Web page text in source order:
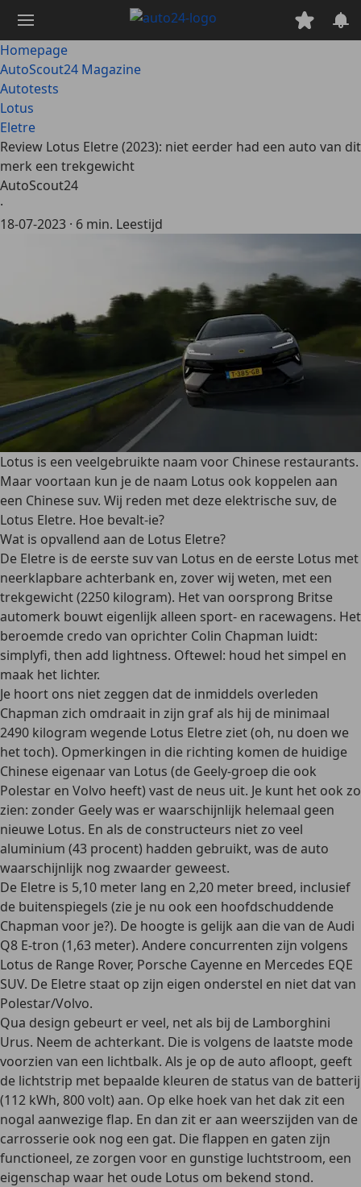
naar
hoofdinhoud
Homepage
AutoScout24 Magazine
Autotests
Lotus
Eletre
Review Lotus Eletre (2023): niet eerder had een auto van dit
merk een trekgewicht
AutoScout24
·
18-07-2023 · 6 min. Leestijd
Lotus is een veelgebruikte naam voor Chinese restaurants.
Maar voortaan kun je de naam Lotus ook koppelen aan
een Chinese suv. Wij reden met deze elektrische suv, de
Lotus Eletre. Hoe bevalt-ie?
Wat is opvallend aan de Lotus Eletre?
De Eletre is de eerste suv van Lotus en de eerste Lotus met
neerklapbare achterbank en, zover wij weten, met een
trekgewicht (2250 kilogram). Het van oorsprong Britse
automerk bouwt eigenlijk alleen sport- en racewagens. Het
beroemde credo van oprichter Colin Chapman luidt:
simplyfi, then add lightness. Oftewel: houd het simpel en
maak het lichter.
Je hoort ons niet zeggen dat de inmiddels overleden
Chapman zich omdraait in zijn graf als hij de minimaal
2490 kilogram wegende Lotus Eletre ziet (oh, nu doen we
het toch). Opmerkingen in die richting komen de huidige
Chinese eigenaar van Lotus (de Geely-groep die ook
Polestar en Volvo heeft) vast de neus uit. Je kunt het ook zo
zien: zonder Geely was er waarschijnlijk helemaal geen
nieuwe Lotus. En als de constructeurs niet zo veel
aluminium (43 procent) hadden gebruikt, was de auto
waarschijnlijk nog zwaarder geweest.
De Eletre is 5,10 meter lang en 2,20 meter breed, inclusief
de buitenspiegels (zie je nu ook een hoofdschuddende
Chapman voor je?). De hoogte is gelijk aan die van de Audi
Q8 E-tron (1,63 meter). Andere concurrenten zijn volgens
Lotus de Range Rover, Porsche Cayenne en Mercedes EQE
SUV. De Eletre staat op zijn eigen onderstel en niet dat van
Polestar/Volvo.
Qua design gebeurt er veel, net als bij de Lamborghini
Urus. Neem de achterkant. Die is volgens de laatste mode
voorzien van een lichtbalk. Als je op de auto afloopt, geeft
de lichtstrip met bepaalde kleuren de status van de batterij
(112 kWh, 800 volt) aan. Op elke hoek van het dak zit een
nogal aanwezige flap. En dan zit er aan weerszijden van de
carrosserie ook nog een gat. Die flappen en gaten zijn
functioneel, ze zorgen voor en gunstige luchtstroom, een
eigenschap waar het oude Lotus om bekend stond.